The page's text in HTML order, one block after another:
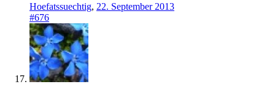
Hoefatssuechtig, 22. September 2013
#676